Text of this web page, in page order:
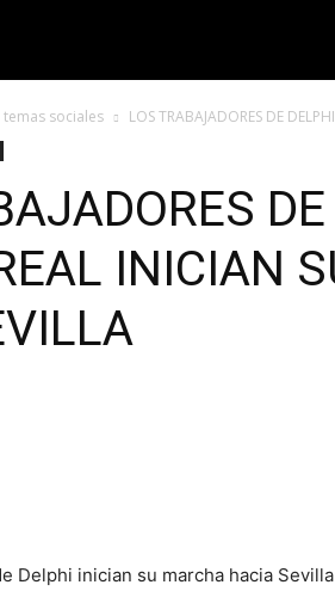
temas sociales LOS TRABAJADORES DE
INICIAN
Delphi inician su marcha hacia